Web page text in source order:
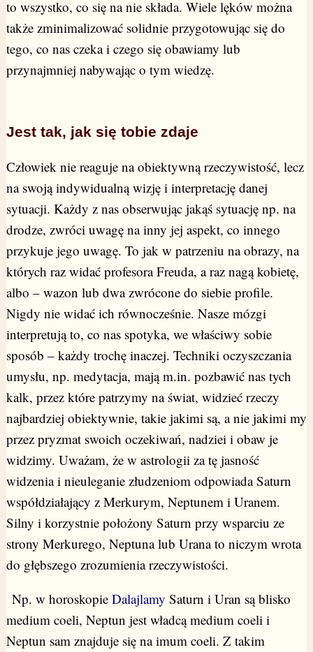
to wszystko, co się na nie składa. Wiele lęków można
także zminimalizować solidnie przygotowując się do
tego, co nas czeka i czego się obawiamy lub
przynajmniej nabywając o tym wiedzę.
Jest tak, jak się tobie zdaje
Człowiek nie reaguje na obiektywną rzeczywistość, lecz
na swoją indywidualną wizję i interpretację danej
sytuacji. Każdy z nas obserwując jakąś sytuację np. na
drodze, zwróci uwagę na inny jej aspekt, co innego
przykuje jego uwagę. To jak w patrzeniu na obrazy, na
których raz widać profesora Freuda, a raz nagą kobietę,
albo – wazon lub dwa zwrócone do siebie profile.
Nigdy nie widać ich równocześnie. Nasze mózgi
interpretują to, co nas spotyka, we właściwy sobie
sposób – każdy trochę inaczej. Techniki oczyszczania
umysłu, np. medytacja, mają m.in. pozbawić nas tych
kalk, przez które patrzymy na świat, widzieć rzeczy
najbardziej obiektywnie, takie jakimi są, a nie jakimi my
przez pryzmat swoich oczekiwań, nadziei i obaw je
widzimy. Uważam, że w astrologii za tę jasność
widzenia i nieuleganie złudzeniom odpowiada Saturn
współdziałający z Merkurym, Neptunem i Uranem.
Silny i korzystnie położony Saturn przy wsparciu ze
strony Merkurego, Neptuna lub Urana to niczym wrota
do głębszego zrozumienia rzeczywistości.
Np. w horoskopieDalajlamy Saturn i Uran są blisko
medium coeli, Neptun jest władcą medium coeli i
Neptun sam znajduje się na imum coeli. Z takim